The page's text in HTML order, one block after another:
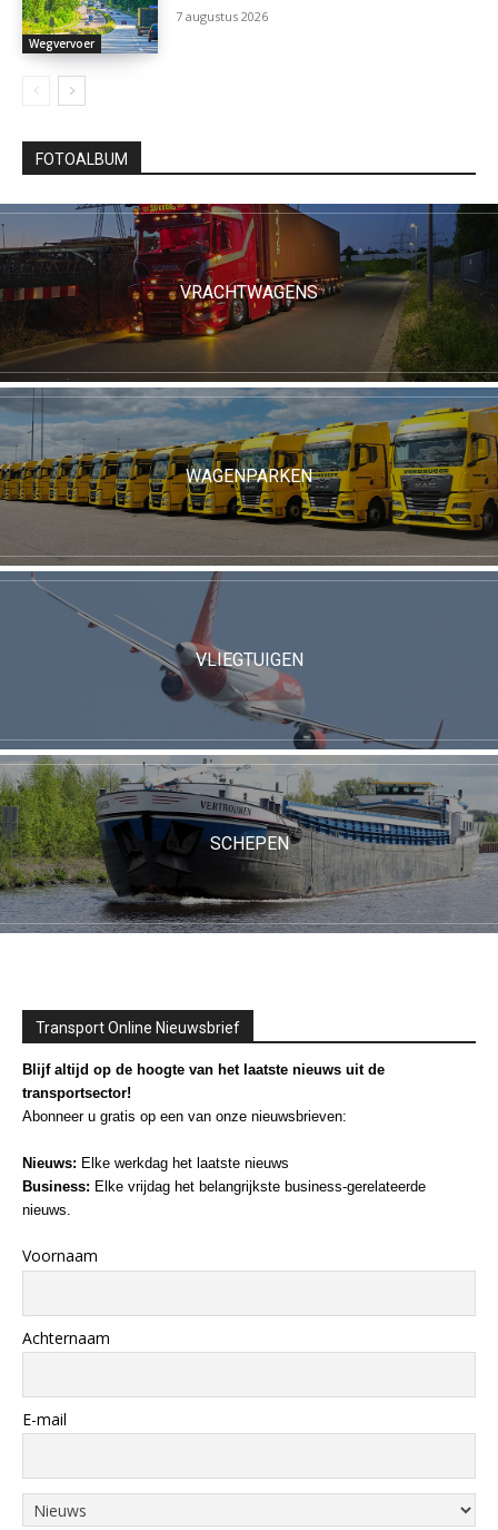
Wegvervoer
7 augustus 2026
FOTOALBUM
VRACHTWAGENS
WAGENPARKEN
VLIEGTUIGEN
SCHEPEN
Transport Online Nieuwsbrief
Blijf altijd op de hoogte van het laatste nieuws uit de
transportsector!
Abonneer u gratis op een van onze nieuwsbrieven:
Nieuws: Elke werkdag het laatste nieuws
Business: Elke vrijdag het belangrijkste business-gerelateerde
nieuws.
Voornaam
Achternaam
E-mail